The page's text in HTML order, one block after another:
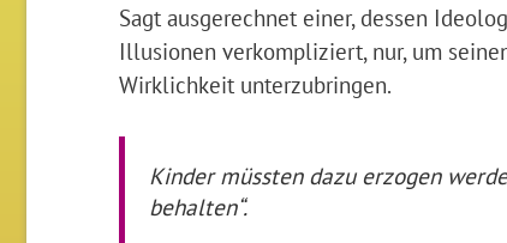
Sagt ausgerechnet einer, dessen
Illusionen verkompliziert, nur, um
Wirklichkeit unterzubringen.
Kinder müssten dazu erzogen
behalten“.